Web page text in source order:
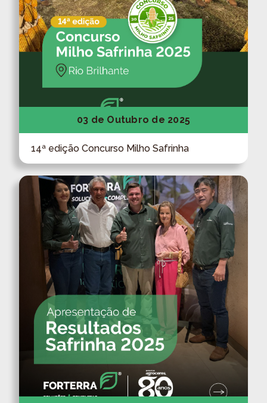
03 de Outubro de 2025
14ª edição Concurso Milho Safrinha